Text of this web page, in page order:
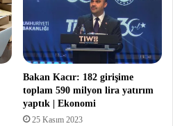
Bakan Kacır: 182 girişime
toplam 590 milyon lira yatırım
yaptık | Ekonomi
25 Kasım 2023